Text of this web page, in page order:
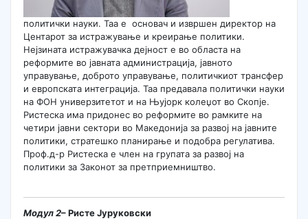
политички науки. Таа е основач и извршен директор на
Центарот за истражување и креирање политики.
Нејзината истражувачка дејност е во областа на
реформите во јавната администрација, јавното
управување, доброто управување, политичкиот трансфер
и европската интеграција. Таа предавала политички науки
на ФОН универзитетот и на Њујорк колеџот во Скопје.
Ристеска има придонес во реформите во рамките на
четири јавни сектори во Македонија за развој на јавните
политики, стратешко планирање и подобра регулатива.
Проф.д-р Ристеска е член на групата за развој на
политики за Законот за претприемништво.
Модул2– Ристе Јуруковски